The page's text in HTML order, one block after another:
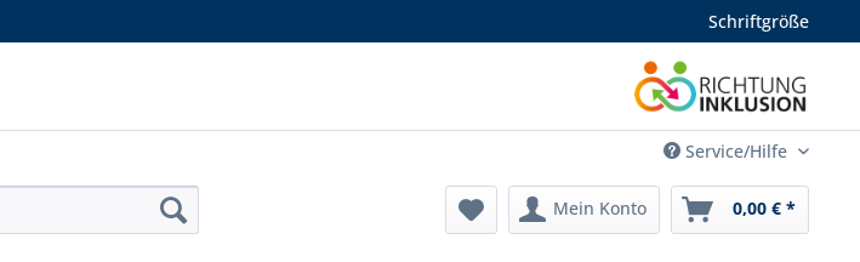
Schriftgröße
Service/Hilfe
Mein Konto 0,00 € *